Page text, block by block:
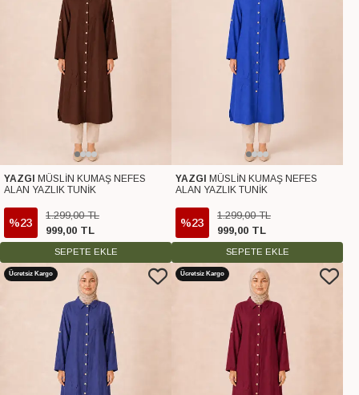
YAZGI
MÜSLİN KUMAŞ NEFES
ALAN YAZLIK TUNİK
%23
1.299,00 TL
999,00 TL
SEPETE EKLE
YAZGI
MÜSLİN KUMAŞ NEFES
ALAN YAZLIK TUNİK
%23
1.299,00 TL
999,00 TL
SEPETE EKLE
Ücretsiz Kargo Ücretsiz Kargo